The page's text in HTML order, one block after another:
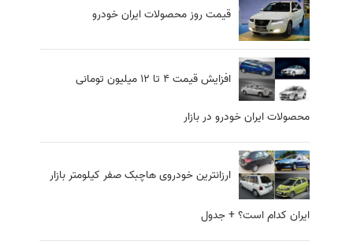
قیمت روز محصولات ایران خودرو
افزایش قیمت 4 تا 12 میلیون تومانی
محصولات ایران خودرو در بازار
ارزانترین خودروی هاچبک صفر کیلومتر بازار
ایران کدام است؟ + جدول